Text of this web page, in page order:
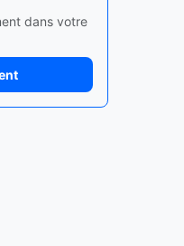
dans votre